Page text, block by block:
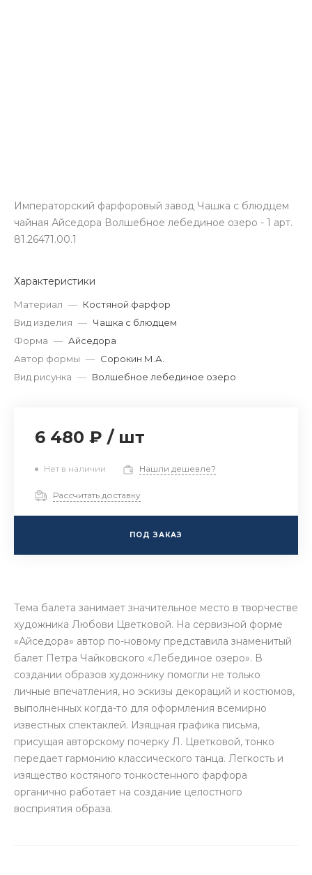
Императорский фарфоровый завод Чашка с блюдцем
чайная Айседора Волшебное лебединое озеро - 1 арт.
81.26471.00.1
Характеристики
Материал — Костяной фарфор
Вид изделия — Чашка с блюдцем
Форма — Айседора
Автор формы — Сорокин М.А.
Вид рисунка — Волшебное лебединое озеро
6 480 ₽ / шт
Нет в наличии Нашли дешевле?
Рассчитать доставку
ПОД ЗАКАЗ
Тема балета занимает значительное место в творчестве
художника Любови Цветковой. На сервизной форме
«Айседора» автор по-новому представила знаменитый
балет Петра Чайковского «Лебединое озеро». В
создании образов художнику помогли не только
личные впечатления, но эскизы декораций и костюмов,
выполненных когда-то для оформления всемирно
известных спектаклей. Изящная графика письма,
присущая авторскому почерку Л. Цветковой, тонко
передает гармонию классического танца. Легкость и
изящество костяного тонкостенного фарфора
органично работает на создание целостного
восприятия образа.